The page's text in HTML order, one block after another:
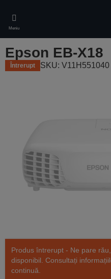
main
content
Meniu
Epson EB-X18
Întrerupt SKU: V11H551040
Produs întrerupt - Ne pare
disponibil. Consultați
continuă.